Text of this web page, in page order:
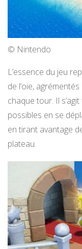
© Nintendo
L’essence du jeu
de l’oie,
chaque tour. Il
possibles en se
en tirant avantage
plateau.